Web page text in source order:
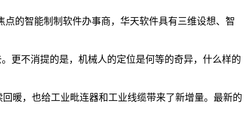
的智能制制软件办事商，华天软件具有三维设想、智
更不消提的是，机械人的定位是何等的奇异，什么样的
暖，也给工业毗连器和工业线缆带来了新增量。最新的